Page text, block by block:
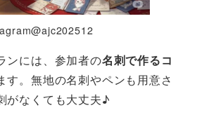
ンには、参加者の名刺で作るコ
す。無地の名刺やペンも用意さ
がなくても大丈夫♪